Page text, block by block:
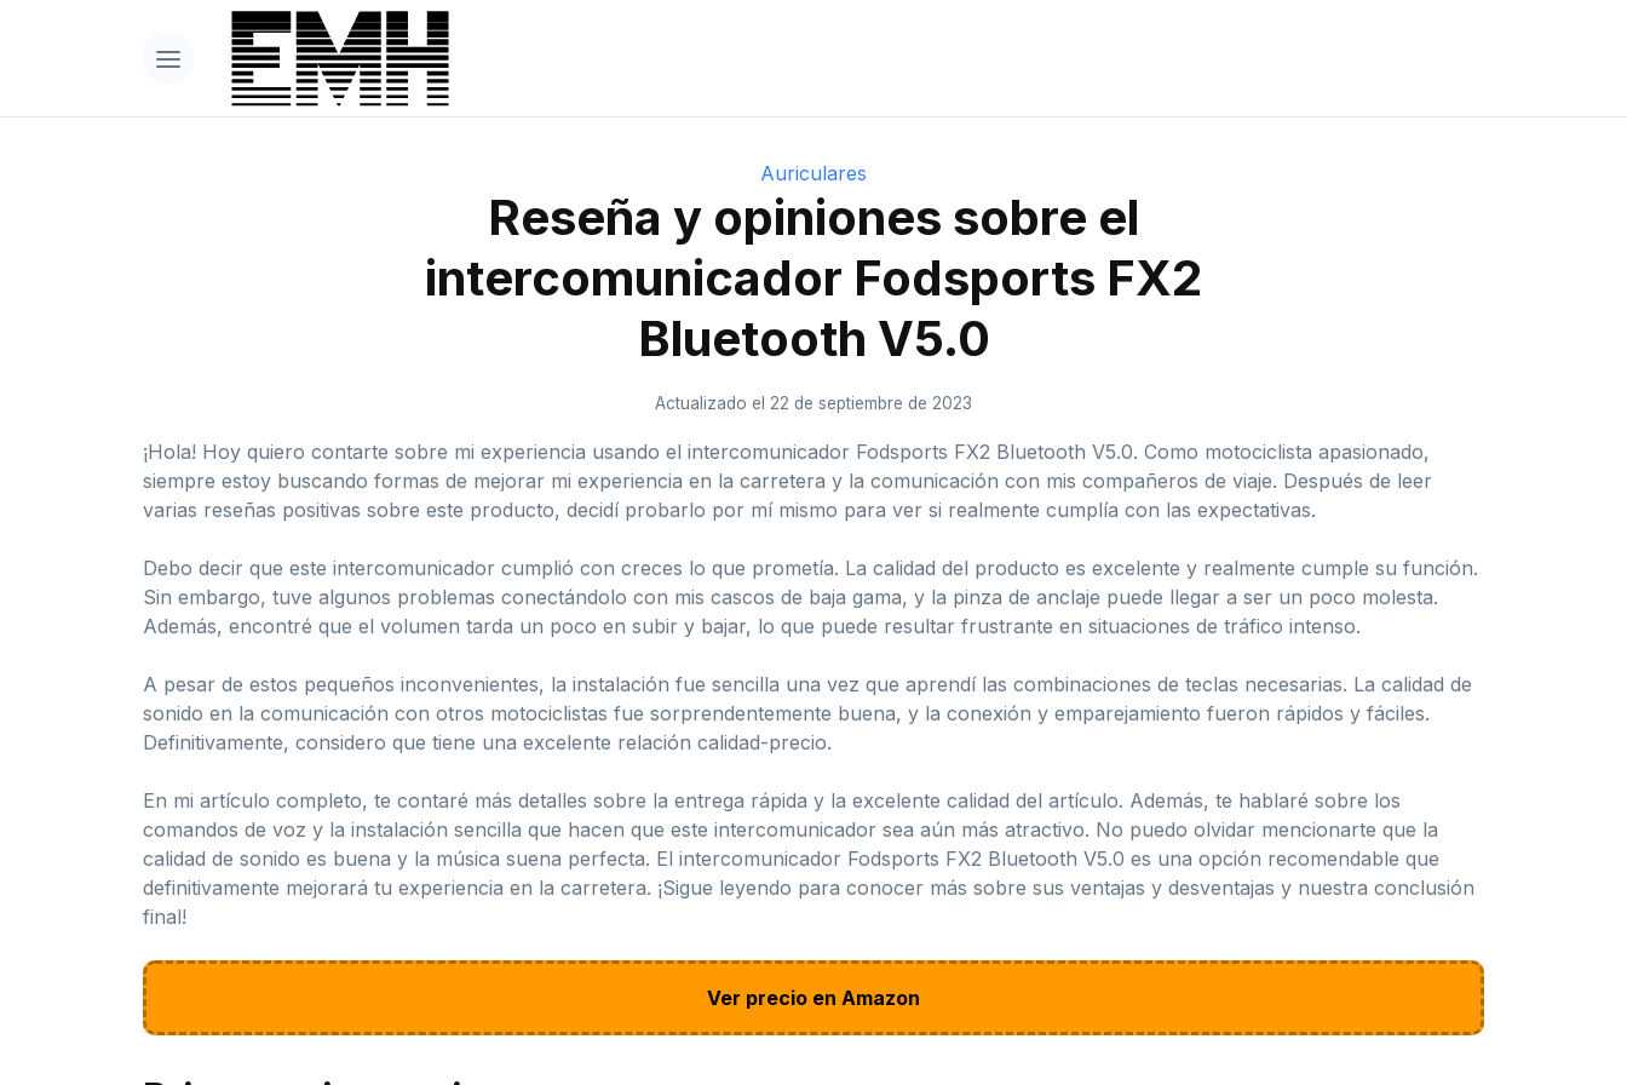
Auriculares
Reseña y opiniones sobre el
intercomunicador Fodsports FX2
Bluetooth V5.0
Actualizado el 22 de septiembre de 2023
¡Hola! Hoy quiero contarte sobre mi experiencia usando el intercomunicador Fodsports FX2 Bluetooth V5.0. Como motociclista apasionado,
siempre estoy buscando formas de mejorar mi experiencia en la carretera y la comunicación con mis compañeros de viaje. Después de leer
varias reseñas positivas sobre este producto, decidí probarlo por mí mismo para ver si realmente cumplía con las expectativas.
Debo decir que este intercomunicador cumplió con creces lo que prometía. La calidad del producto es excelente y realmente cumple su función.
Sin embargo, tuve algunos problemas conectándolo con mis cascos de baja gama, y la pinza de anclaje puede llegar a ser un poco molesta.
Además, encontré que el volumen tarda un poco en subir y bajar, lo que puede resultar frustrante en situaciones de tráfico intenso.
A pesar de estos pequeños inconvenientes, la instalación fue sencilla una vez que aprendí las combinaciones de teclas necesarias. La calidad de
sonido en la comunicación con otros motociclistas fue sorprendentemente buena, y la conexión y emparejamiento fueron rápidos y fáciles.
Definitivamente, considero que tiene una excelente relación calidad-precio.
En mi artículo completo, te contaré más detalles sobre la entrega rápida y la excelente calidad del artículo. Además, te hablaré sobre los
comandos de voz y la instalación sencilla que hacen que este intercomunicador sea aún más atractivo. No puedo olvidar mencionarte que la
calidad de sonido es buena y la música suena perfecta. El intercomunicador Fodsports FX2 Bluetooth V5.0 es una opción recomendable que
definitivamente mejorará tu experiencia en la carretera. ¡Sigue leyendo para conocer más sobre sus ventajas y desventajas y nuestra conclusión
final!
Ver precio en Amazon